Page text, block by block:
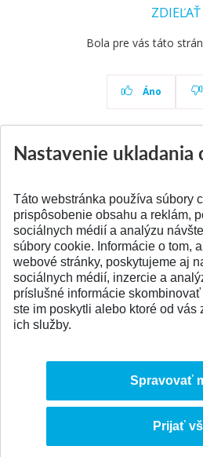
ZDIEĽAŤ
Bola pre vás táto
Áno
SPÄŤ NA
Nastavenie ukladania
Táto webstránka používa súbory
prispôsobenie obsahu a reklám,
sociálnych médií a analýzu
súbory cookie. Informácie o tom,
webové stránky, poskytujeme aj
sociálnych médií, inzercie a
príslušné informácie
ste im poskytli alebo ktoré od vás
ich služby.
Spravovať
Prijať